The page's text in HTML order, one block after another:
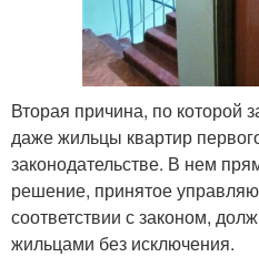
Вторая причина, по которой
даже жильцы квартир
законодательстве. В нем
решение, принятое
соответствии с законом,
жильцами без исключения.